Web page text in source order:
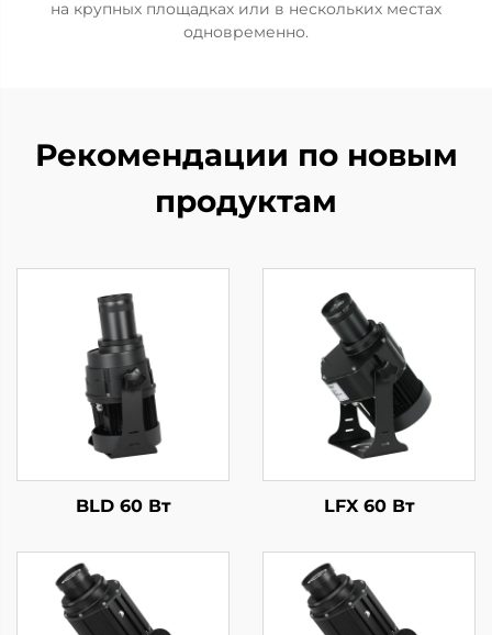
на крупных площадках или в нескольких местах
одновременно.
Рекомендации по новым
продуктам
BLD 60 Вт LFX 60 Вт